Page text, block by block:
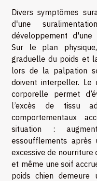
Divers symptômes
d'une
développement d'une
Sur le plan
graduelle du poids et
lors de la palpation
doivent interpeller. Le
corporelle permet
l’excès de tissu
comportementaux
situation :
essoufflements après
excessive de nourriture
et même une soif
poids chien demeure